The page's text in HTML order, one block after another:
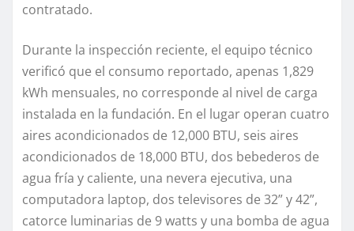
contratado.
Durante la inspección reciente, el equipo técnico
verificó que el consumo reportado, apenas 1,829
kWh mensuales, no corresponde al nivel de carga
instalada en la fundación. En el lugar operan cuatro
aires acondicionados de 12,000 BTU, seis aires
acondicionados de 18,000 BTU, dos bebederos de
agua fría y caliente, una nevera ejecutiva, una
computadora laptop, dos televisores de 32” y 42”,
catorce luminarias de 9 watts y una bomba de agua